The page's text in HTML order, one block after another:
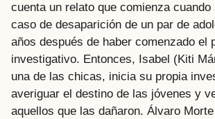
cuenta un relato que comienza cuando
caso de desaparición de un par de
años después de haber comenzado el
investigativo. Entonces, Isabel (Kiti
una de las chicas, inicia su propia
averiguar el destino de las jóvenes y
aquellos que las dañaron. Álvaro